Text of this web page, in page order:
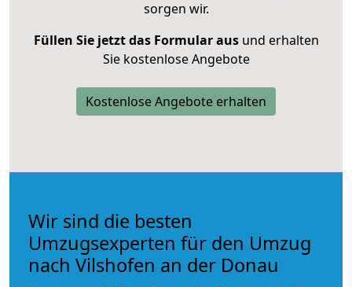
sorgen wir.
Füllen Sie jetzt das Formular ausund erhalten
Sie kostenlose Angebote
Kostenlose Angebote erhalten
Wir sind die besten
Umzugsexperten für den Umzug
nach Vilshofen an der Donau